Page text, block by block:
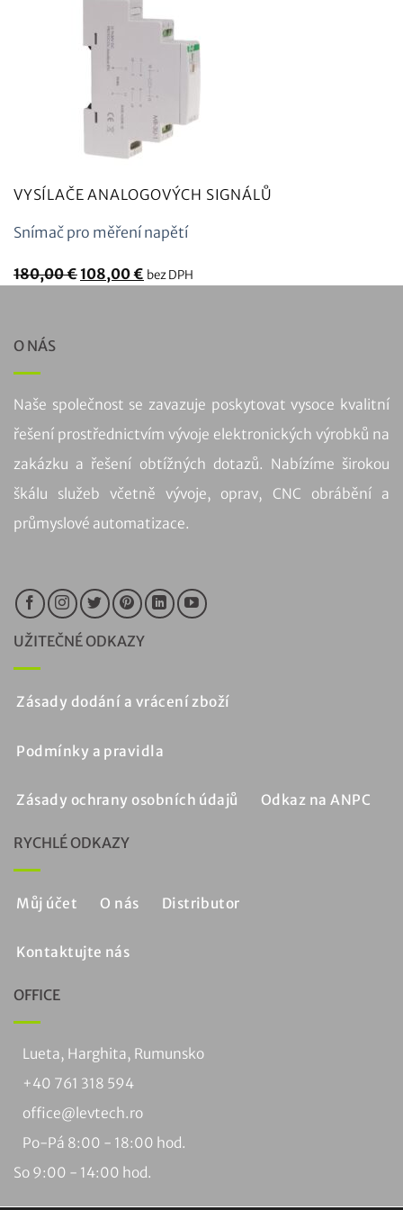
VYSÍLAČE ANALOGOVÝCH SIGNÁLŮ
Snímač pro měření napětí
180,00€ Původní
108,00€ Aktuální
bez DPH
O NÁS
Naše společnost se zavazuje poskytovat vysoce kvalitní
řešení prostřednictvím vývoje elektronických výrobků na
zakázku a řešení obtížných dotazů. Nabízíme širokou
škálu služeb včetně vývoje, oprav, CNC obrábění a
průmyslové automatizace.
UŽITEČNÉ ODKAZY
Zásady dodání a vrácení zboží
Podmínky a pravidla
Zásady ochrany osobních údajů Odkaz na ANPC
RYCHLÉ ODKAZY
Můj účet O nás Distributor
Kontaktujte nás
OFFICE
Lueta, Harghita, Rumunsko
+40 761 318 594
office@levtech.ro
Po-Pá 8:00 - 18:00 hod.
So 9:00 - 14:00 hod.